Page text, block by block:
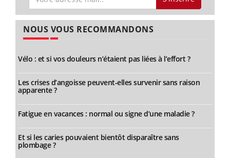
NOUS VOUS RECOMMANDONS
Vélo : et si vos douleurs n’étaient pas liées à l’effort ?
Les crises d’angoisse peuvent-elles survenir sans raison
apparente ?
Fatigue en vacances : normal ou signe d’une maladie ?
Et si les caries pouvaient bientôt disparaître sans
plombage ?